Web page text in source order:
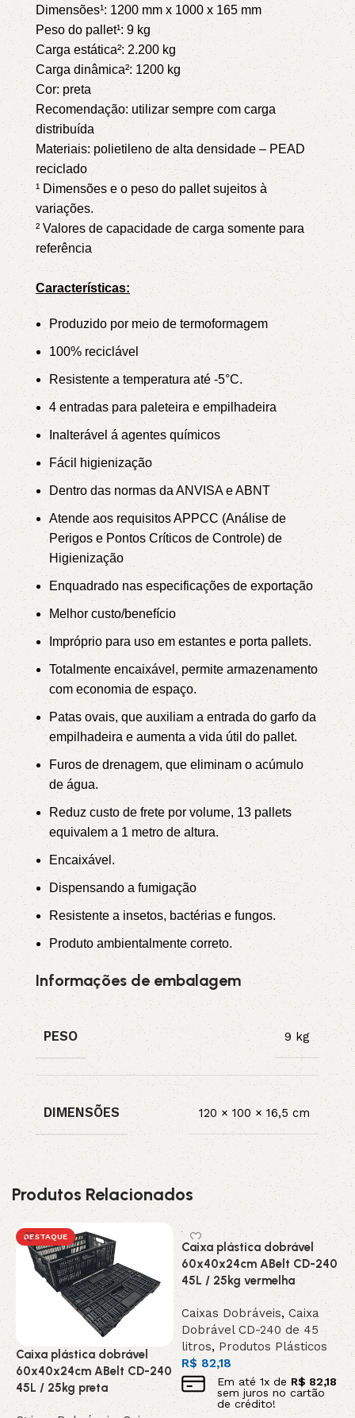
Dimensões¹: 1200 mm x 1000 x 165 mm
Peso do pallet¹: 9 kg
Carga estática²: 2.200 kg
Carga dinâmica²: 1200 kg
Cor: preta
Recomendação: utilizar sempre com carga
distribuída
Materiais: polietileno de alta densidade – PEAD
reciclado
¹ Dimensões e o peso do pallet sujeitos à
variações.
² Valores de capacidade de carga somente para
referência
Características:
Produzido por meio de termoformagem
100% reciclável
Resistente a temperatura até -5°C.
4 entradas para paleteira e empilhadeira
Inalterável á agentes químicos
Fácil higienização
Dentro das normas da ANVISA e ABNT
Atende aos requisitos APPCC (Análise de
Perigos e Pontos Críticos de Controle) de
Higienização
Enquadrado nas especificações de exportação
Melhor custo/benefício
Impróprio para uso em estantes e porta pallets.
Totalmente encaixável, permite armazenamento
com economia de espaço.
Patas ovais, que auxiliam a entrada do garfo da
empilhadeira e aumenta a vida útil do pallet.
Furos de drenagem, que eliminam o acúmulo
de água.
Reduz custo de frete por volume, 13 pallets
equivalem a 1 metro de altura.
Encaixável.
Dispensando a fumigação
Resistente a insetos, bactérias e fungos.
Produto ambientalmente correto.
Informações de embalagem
PESO 9 kg
DIMENSÕES 120 × 100 × 16,5 cm
Produtos Relacionados
DESTAQUE
Caixa plástica dobrável
60x40x24cm ABelt CD-240
45L / 25kg preta
Caixa plástica dobrável
60x40x24cm ABelt CD-240
45L / 25kg vermelha
Caixas Dobráveis, Caixa
Dobrável CD-240 de 45
litros,Produtos Plásticos
R$82,18
Em até1x de R$ 82,18
sem juros no cartão
de crédito!